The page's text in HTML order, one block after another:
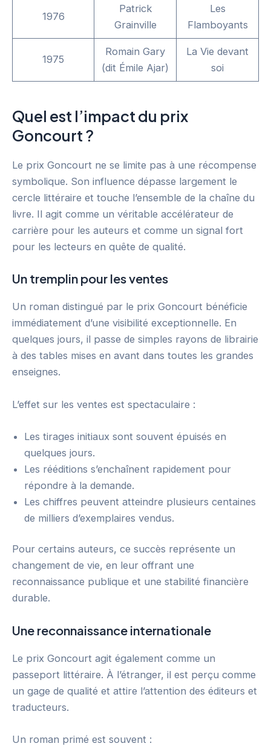
1976
Patrick
Grainville
Les
Flamboyants
1975
Romain Gary
(dit Émile Ajar)
La Vie devant
soi
Quel est l’impact du prix
Goncourt ?
Le prix Goncourt ne se limite pas à une récompense
symbolique. Son influence dépasse largement le
cercle littéraire et touche l’ensemble de la chaîne du
livre. Il agit comme un véritable accélérateur de
carrière pour les auteurs et comme un signal fort
pour les lecteurs en quête de qualité.
Un tremplin pour les ventes
Un roman distingué par le prix Goncourt bénéficie
immédiatement d’une visibilité exceptionnelle. En
quelques jours, il passe de simples rayons de librairie
à des tables mises en avant dans toutes les grandes
enseignes.
L’effet sur les ventes est spectaculaire :
Les tirages initiaux sont souvent épuisés en
quelques jours.
Les rééditions s’enchaînent rapidement pour
répondre à la demande.
Les chiffres peuvent atteindre plusieurs centaines
de milliers d’exemplaires vendus.
Pour certains auteurs, ce succès représente un
changement de vie, en leur offrant une
reconnaissance publique et une stabilité financière
durable.
Une reconnaissance internationale
Le prix Goncourt agit également comme un
passeport littéraire. À l’étranger, il est perçu comme
un gage de qualité et attire l’attention des éditeurs et
traducteurs.
Un roman primé est souvent :